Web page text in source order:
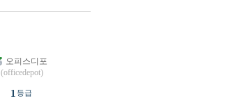
오피스디포
(officedepot)
1 등급